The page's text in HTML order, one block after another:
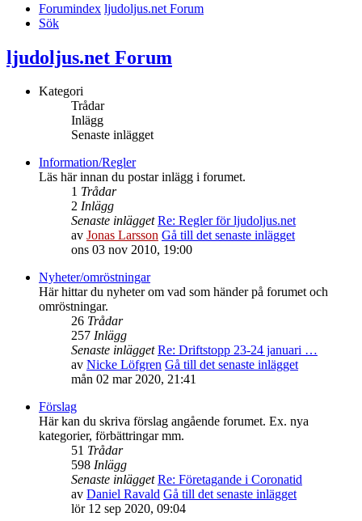
Forumindex ljudoljus.net Forum
Sök
ljudoljus.net Forum
Kategori
Trådar
Inlägg
Senaste inlägget
Information/Regler
Läs här innan du postar inlägg i forumet.
1 Trådar
2 Inlägg
Senaste inlägget Re: Regler för ljudoljus.net
av Jonas Larsson Gå till det senaste inlägget
ons 03 nov 2010, 19:00
Nyheter/omröstningar
Här hittar du nyheter om vad som händer på forumet och
omröstningar.
26 Trådar
257 Inlägg
Senaste inlägget Re: Driftstopp 23-24 januari …
av Nicke Löfgren Gå till det senaste inlägget
mån 02 mar 2020, 21:41
Förslag
Här kan du skriva förslag angående forumet. Ex. nya
kategorier, förbättringar mm.
51 Trådar
598 Inlägg
Senaste inlägget Re: Företagande i Coronatid
av Daniel Ravald Gå till det senaste inlägget
lör 12 sep 2020, 09:04